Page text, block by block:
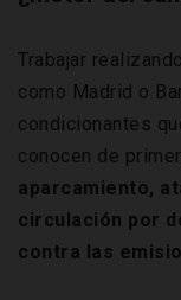
Trabajar
como Madrid o
condicionantes
conocen de
aparcamiento,
circulación por
contra las